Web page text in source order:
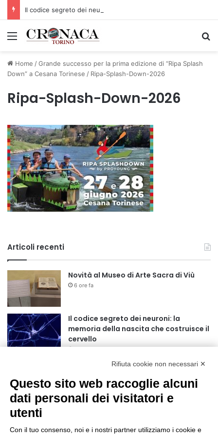
Menu
Home /Grande successo per la prima edizione di “Ripa Splash
Down” a Cesana Torinese / Ripa-Splash-Down-2026
Ripa-Splash-Down-2026
Articoli recenti
Novità al Museo di Arte Sacra di Viù
6 ore fa
Il codice segreto dei neuroni: la
memoria della nascita che costruisce il
cervello
Una guida alimentare per affrontare i
portare in tavola a Ferragosto
11 ore fa
Alberto Mossi
Rifiuta cookie non necessari ✕
Questo sito web raccoglie alcuni
dati personali dei visitatori e
utenti
Con il tuo consenso, noi e i nostri partner utilizziamo i cookie e